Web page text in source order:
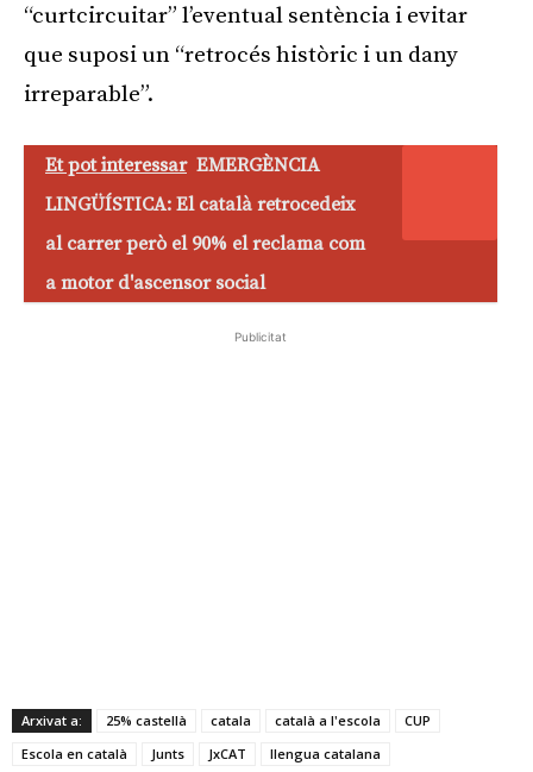
“curtcircuitar” l’eventual sentència i evitar
que suposi un “retrocés històric i un dany
irreparable”.
Et pot interessar EMERGÈNCIA
LINGÜÍSTICA: El català retrocedeix
al carrer però el 90% el reclama com
a motor d'ascensor social
Publicitat
Arxivat a: 25% castellà catala català a l'escola
CUP
Escola en català
Junts JxCAT
llengua catalana